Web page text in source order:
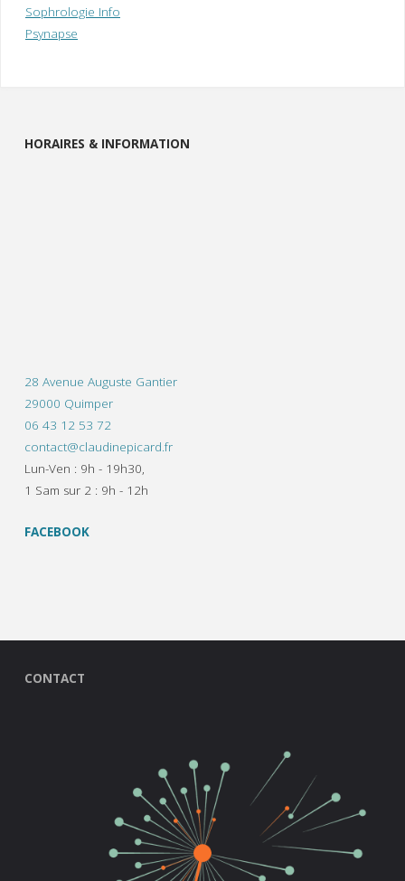
Sophrologie Info
Psynapse
HORAIRES & INFORMATION
28 Avenue Auguste Gantier
29000 Quimper
06 43 12 53 72
contact@claudinepicard.fr
Lun-Ven : 9h - 19h30,
1 Sam sur 2 : 9h - 12h
FACEBOOK
CONTACT